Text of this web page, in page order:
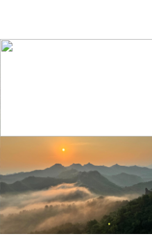
江苏泗洪：洪泽湖湿地白
鹭嬉戏